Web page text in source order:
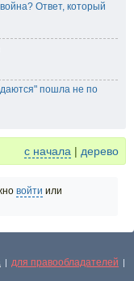
Ответ, который
пошла не по
с начала | дерево
войти или
| для правообладателей |